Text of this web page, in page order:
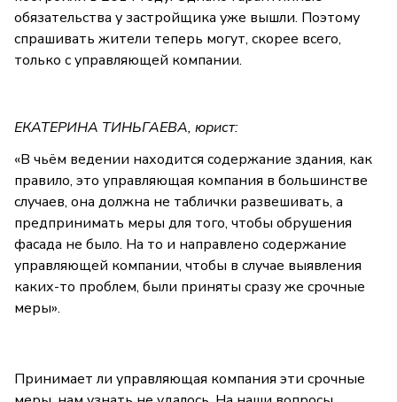
обязательства у застройщика уже вышли. Поэтому
спрашивать жители теперь могут, скорее всего,
только с управляющей компании.
ЕКАТЕРИНА ТИНЬГАЕВА, юрист:
«В чьём ведении находится содержание здания, как
правило, это управляющая компания в большинстве
случаев, она должна не таблички развешивать, а
предпринимать меры для того, чтобы обрушения
фасада не было. На то и направлено содержание
управляющей компании, чтобы в случае выявления
каких-то проблем, были приняты сразу же срочные
меры».
Принимает ли управляющая компания эти срочные